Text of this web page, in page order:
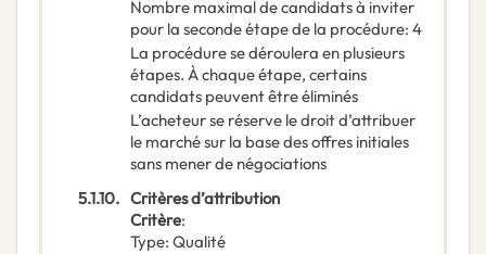
Nombre maximal de candidats à inviter
pour la seconde étape de la procédure: 4
La procédure se déroulera en plusieurs
étapes. À chaque étape, certains
candidats peuvent être éliminés
L’acheteur se réserve le droit d’attribuer
le marché sur la base des offres initiales
sans mener de négociations
5.1.10. Critères d’attribution
Critère:
Type: Qualité